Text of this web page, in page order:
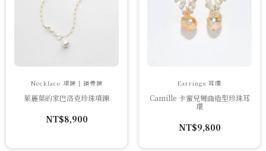
Necklace 項鍊 | 鎖骨鍊
茱麗葉的家巴洛克珍珠項鍊
NT$8,900
Earrings 耳環
Camille 卡蜜兒彎曲造型珍珠耳
環
NT$9,800